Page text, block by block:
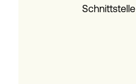
Schnittstelle